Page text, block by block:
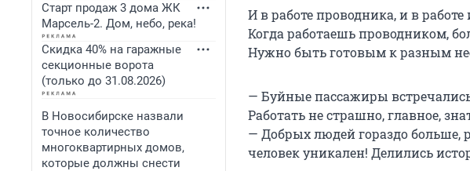
Старт продаж 3 дома ЖК
Марсель-2. Дом, небо, река!
Скидка 40% на гаражные
секционные ворота
(только до 31.08.2026)
В Новосибирске назвали
точное количество
многоквартирных домов,
которые должны снести
И в работе проводника, и в
Когда работаешь проводником,
Нужно быть готовым к разным
— Буйные пассажиры
Работать не страшно, главное,
— Добрых людей гораздо больше,
человек уникален! Делились